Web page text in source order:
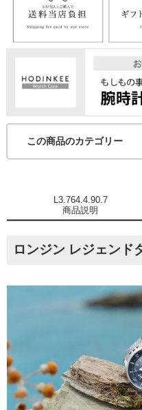
この商品のカテゴリー
L3.764.4.90.7
商品説明
ロンジン レジェンド